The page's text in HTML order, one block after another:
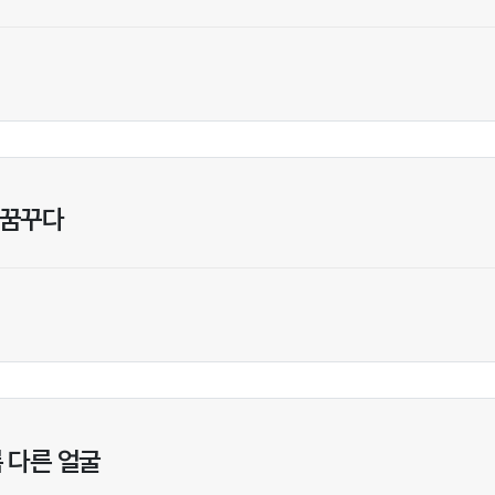
꾸다
다른 얼굴